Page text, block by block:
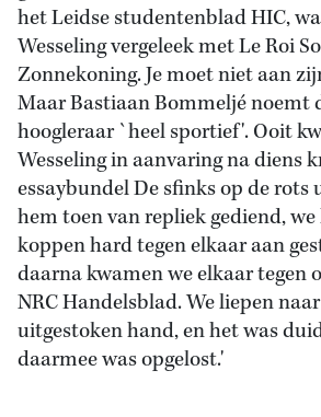
het Leidse studentenblad HIC,
Wesseling vergeleek met Le Roi
Zonnekoning. Je moet niet aan
Maar Bastiaan Bommeljé noemt
hoogleraar `heel sportief'. Ooit
Wesseling in aanvaring na diens
essaybundel De sfinks op de rots
hem toen van repliek gediend,
koppen hard tegen elkaar aan
daarna kwamen we elkaar tegen
NRC Handelsblad. We liepen
uitgestoken hand, en het was
daarmee was opgelost.'